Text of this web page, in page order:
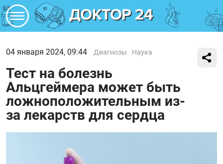
04 января 2024, 09:44 Диагнозы Наука
Тест на болезнь
Альцгеймера может быть
ложноположительным из-
за лекарств для сердца